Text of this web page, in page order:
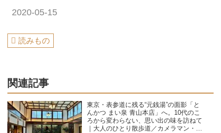
2020-05-15
読みもの
関連記事
東京・表参道に残る“元銭湯”の面影「と
んかつ まい泉 青山本店」へ。10代のこ
ろから変わらない、思い出の味を訪ねて
｜大人のひとり散歩道／カメラマン・石